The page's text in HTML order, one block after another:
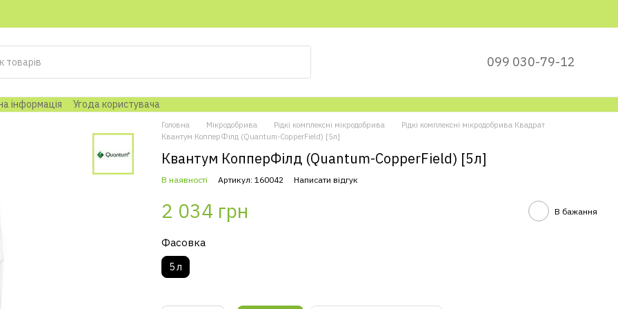
099 030-79-12
інформація Угода користувача
Головна Мікродобрива Рідкі комплексні мікродобрива
Рідкі комплексні мікродобрива Квадрат
Квантум КопперФілд (Quantum-CopperField) [5л]
Квантум КопперФілд (Quantum-CopperField) [5л]
В наявності Артикул: 160042 Написати відгук
2 034 грн В бажання
Фасовка
5 л